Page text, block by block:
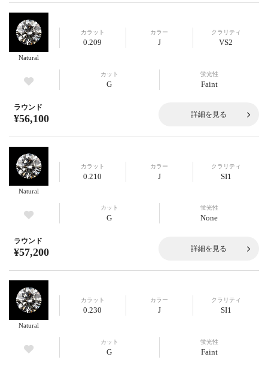
Natural
カラット
0.209
カラー
J
クラリティ
VS2
カット
G
蛍光性
Faint
ラウンド
¥56,100 詳細を見る
Natural
カラット
0.210
カラー
J
クラリティ
SI1
カット
G
蛍光性
None
ラウンド
¥57,200 詳細を見る
Natural
カラット
0.230
カラー
J
クラリティ
SI1
カット
G
蛍光性
Faint